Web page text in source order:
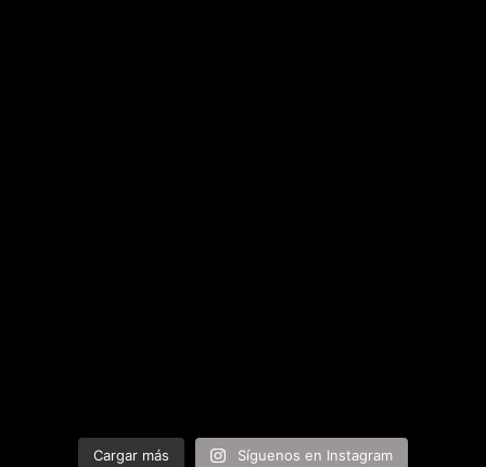
Cargar más Síguenos en Instagram